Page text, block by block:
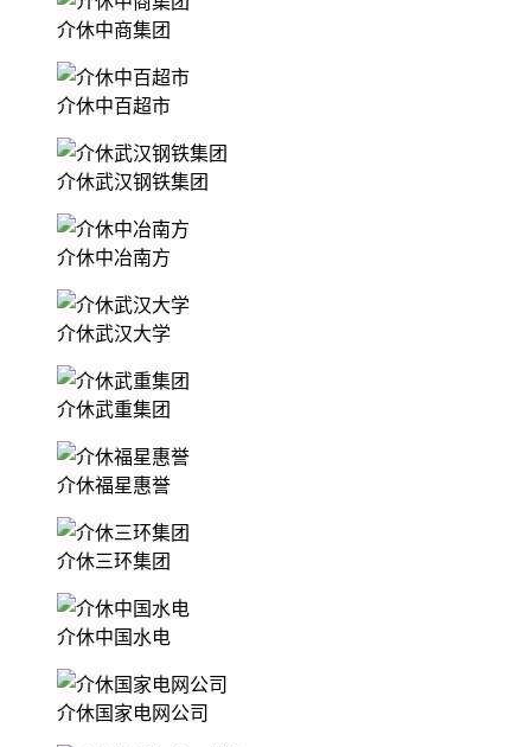
介休中商集团
介休中百超市
介休武汉钢铁集团
介休中冶南方
介休武汉大学
介休武重集团
介休福星惠誉
介休三环集团
介休中国水电
介休国家电网公司